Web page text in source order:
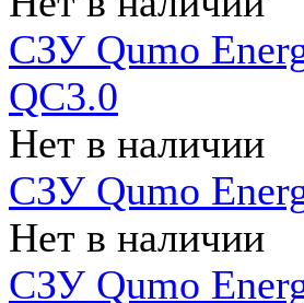
СЗУ Qumo
QC3.0
Нет в наличии
СЗУ Qumo
Нет в наличии
СЗУ Qumo